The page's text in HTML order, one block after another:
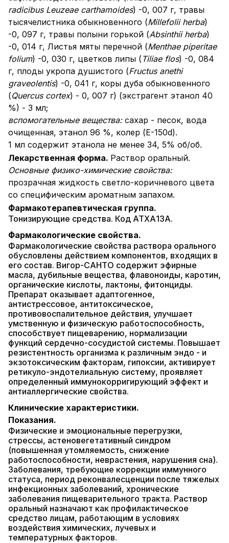
radicibus Leuzeae carthamoides) -0, 007 г, травы
тысячелистника обыкновенного (Millefolii herba)
-0, 097 г, травы полыни горькой (Absinthii herba)
-0, 014 г, Листья мяты перечной (Menthae piperitae
folium) -0, 030 г, цветков липы ( Tiliae flos) -0, 084
г, плоды укропа душистого (Fructus anethi
graveolentis) -0, 041 г, коры дуба обыкновенного
(Quercus cortex) - 0, 007 г) (экстрагент этанол 40
%) - 3 мл;
вспомогательные вещества: сахар - песок, вода
очищенная, этанол 96 %, колер (Е-150d).
1 мл содержит этанола не менее 34, 5% об/об.
Лекарственная форма. Раствор оральный.
Основные физико-химические свойства:
прозрачная жидкость светло-коричневого цвета
со специфическим ароматным запахом.
Фармакотерапевтическая группа.
Тонизирующие средства. Код АТХА13А.
Фармакологические свойства.
Фармакологические свойства раствора орального
обусловлены действием компонентов, входящих в
его состав. Вигор-САНТО содержит эфирные
масла, дубильные вещества, флавоноиды, каротин,
органические кислоты, лактоны, фитонциды.
Препарат оказывает адаптогенное,
антистрессовое, антитоксическое,
противовоспалительное действия, улучшает
умственную и физическую работоспособность,
способствует пищеварению, нормализации
функций сердечно-сосудистой системы. Повышает
резистентность организма к различным эндо - и
экзотоксическим факторам, гипоксии, активирует
ретикуло-эндотелиальную систему, проявляет
определенный иммунокорригирующий эффект и
антиаллергические свойства.
Клинические характеристики.
Показания.
Физические и эмоциональные перегрузки,
стрессы, астеновегетативный синдром
(повышенная утомляемость, снижение
работоспособности, неврастения, нарушения сна).
Заболевания, требующие коррекции иммунного
статуса, период реконвалесценции после тяжелых
инфекционных заболеваний, хронические
заболевания пищеварительного тракта. Раствор
оральный назначают как профилактическое
средство лицам, работающим в условиях
воздействия химических, лучевых и
температурных факторов.